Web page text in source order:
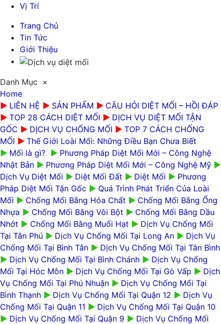
Vị Trí
Trang Chủ
Tin Tức
Giới Thiệu
Danh Mục ×
Home
► LIÊN HỆ ► SẢN PHẨM ► CÂU HỎI DIỆT MỐI – HỒI ĐÁP
► TOP 28 CÁCH DIỆT MỐI ► DỊCH VỤ DIỆT MỐI TẬN
GỐC ► DỊCH VỤ CHỐNG MỐI ► TOP 7 CÁCH CHỐNG
MỐI ► Thế Giới Loài Mối: Những Điều Bạn Chưa Biết
► Mối là gì? ► Phương Pháp Diệt Mối Mới – Công Nghệ
Nhật Bản ► Phương Pháp Diệt Mối Mới – Công Nghệ Mỹ ►
Dịch Vụ Diệt Mối ► Diệt Mối Đất ► Diệt Mối ► Phương
Pháp Diệt Mối Tận Gốc ► Quá Trình Phát Triển Của Loài
Mối ► Chống Mối Bằng Hóa Chất ► Chống Mối Bằng Ống
Nhựa ► Chống Mối Bằng Vôi Bột ► Chống Mối Bằng Dầu
Nhớt ► Chống Mối Bằng Muối Hạt ► Dịch Vụ Chống Mối
Tại Tân Phú ► Dịch Vụ Chống Mối Tại Long An ► Dịch Vụ
Chống Mối Tại Bình Tân ► Dịch Vụ Chống Mối Tại Tân Bình
► Dịch Vụ Chống Mối Tại Bình Chánh ► Dịch Vụ Chống
Mối Tại Hóc Môn ► Dịch Vụ Chống Mối Tại Gò Vấp ► Dịch
Vụ Chống Mối Tại Phú Nhuận ► Dịch Vụ Chống Mối Tại
Bình Thạnh ► Dịch Vụ Chống Mối Tại Quận 12 ► Dịch Vụ
Chống Mối Tại Quận 11 ► Dịch Vụ Chống Mối Tại Quận 10
► Dịch Vụ Chống Mối Tại Quận 9 ► Dịch Vụ Chống Mối